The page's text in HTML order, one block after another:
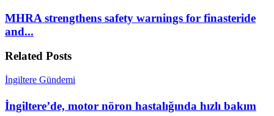
MHRA strengthens safety warnings for finasteride
and...
Related Posts
İngiltere Gündemi
İngiltere’de, motor nöron hastalığında hızlı bakım